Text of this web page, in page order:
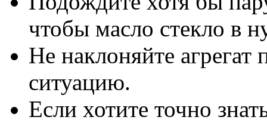
чтобы масло стекло в
Не наклоняйте
ситуацию.
Если хотите точно